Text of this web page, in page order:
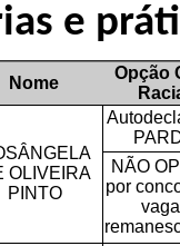
e
Nome
Opção
OLIVEIRA
PINTO
NÃO
por